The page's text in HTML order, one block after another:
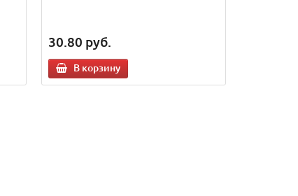
30.80 руб.
В корзину